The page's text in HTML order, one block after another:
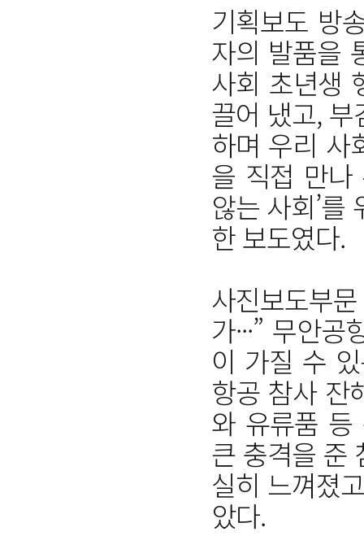
기획보도 방
자의 발품을
사회 초년생
끌어 냈고,
하며 우리 사
을 직접 만나
않는 사회’
한 보도였다.
사진보도부
가···” 무안
이 가질 수
항공 참사 잔
와 유류품 등
큰 충격을 준
실히 느껴졌
았다.